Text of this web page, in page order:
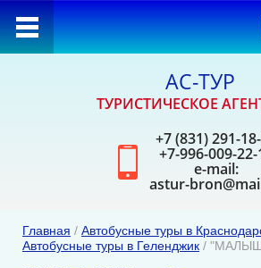
АС-ТУР
ТУРИСТИЧЕСКОЕ
+7 (831) 291-
+7-996-009-22-
e-mail:
astur-
Главная / Автобусные туры в
Автобусные туры в Геленджик /